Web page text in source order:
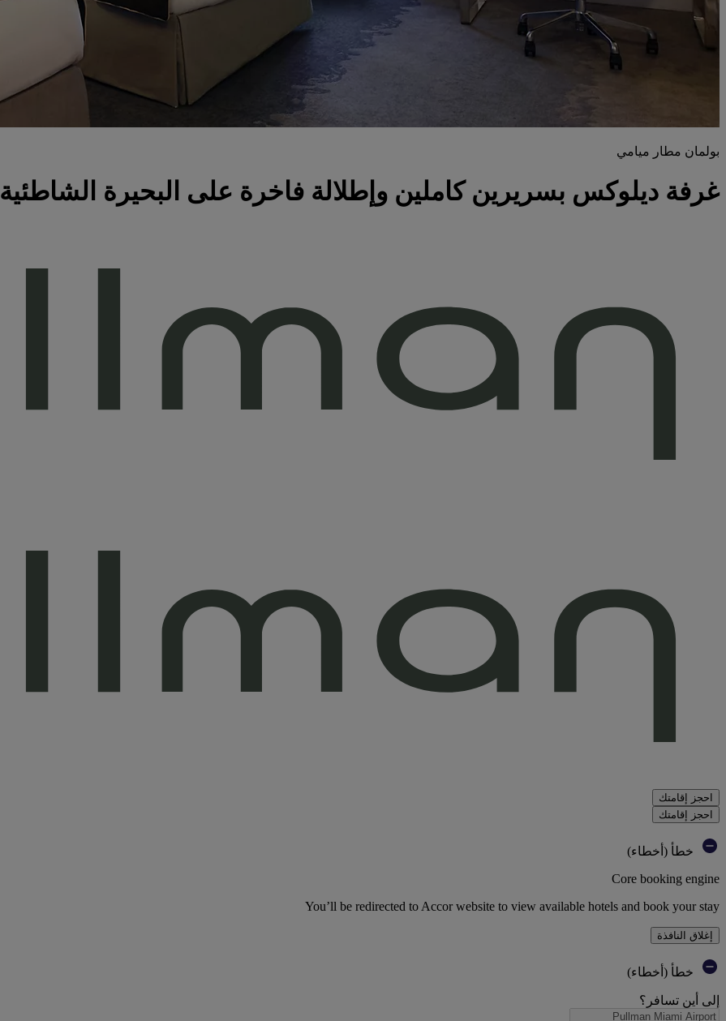
بولمان مطار ميامي
غرفة ديلوكس بسريرين كاملين وإطلالة فاخرة على البحيرة الشاطئية
احجز إقامتك
احجز إقامتك
خطأ (أخطاء)
Core booking engine
You’ll be redirected to Accor website to view available hotels and book your stay
إغلاق النافذة
خطأ (أخطاء)
إلى أين تسافر؟